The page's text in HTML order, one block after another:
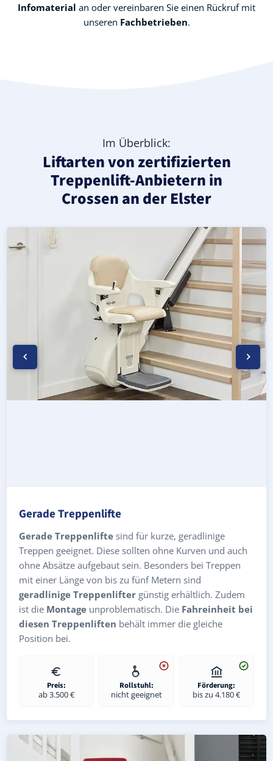
Infomaterial an oder vereinbaren Sie einen Rückruf mit
unseren Fachbetrieben.
Im Überblick:
Liftarten von zertifizierten
Treppenlift-Anbietern in
Crossen an der Elster
Moderner gerader Treppenlift in Crossen an der
Geprüfter, gebrauchter Treppenlift für gerade
Neuer Treppenlift für gerade Treppen in Crossen an
Gerade Treppenlifte
Gerade Treppenlifte sind für kurze, geradlinige
Treppen geeignet. Diese sollten ohne Kurven und auch
ohne Absätze aufgebaut sein. Besonders bei Treppen
mit einer Länge von bis zu fünf Metern sind
geradlinige Treppenlifter günstig erhältlich. Zudem
ist die Montage unproblematisch. Die Fahreinheit bei
diesen Treppenliften behält immer die gleiche
Position bei.
Preis:
ab 3.500 €
Rollstuhl:
nicht geeignet
Förderung:
bis zu 4.180 €
Kurven-Treppenlift in Crossen an der Elster (Saale-
Geprüfter gebrauchter Kurventreppenlift in Crossen an
Preise & Angebote für Kurventreppenlifte in Crossen